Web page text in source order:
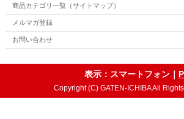
商品カテゴリ一覧（サイトマップ）
メルマガ登録
お問い合わせ
表示：スマートフォン｜
Copyright (C) GATEN-ICHIBA All